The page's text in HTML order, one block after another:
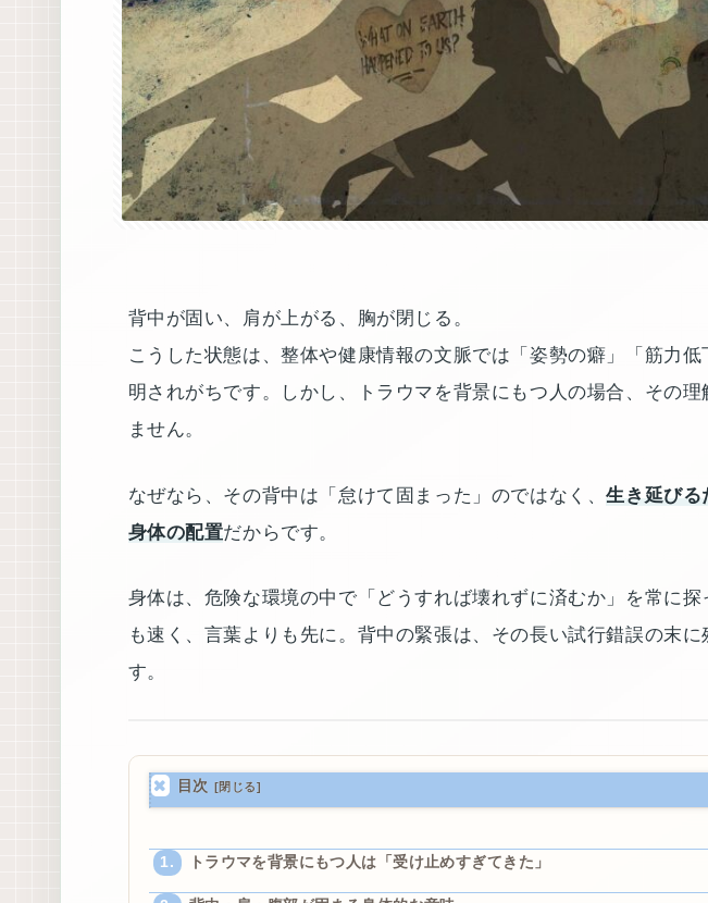
背中が固い、肩が上がる、胸が閉じる。
こうした状態は、整体や健康情報の文脈では「姿勢の癖」「筋力
明されがちです。しかし、トラウマを背景にもつ人の場合、その理
ません。
なぜなら、その背中は「怠けて固まった」のではなく、生き延びる
身体の配置だからです。
身体は、危険な環境の中で「どうすれば壊れずに済むか」を常に探
も速く、言葉よりも先に。背中の緊張は、その長い試行錯誤の末
す。
目次
トラウマを背景にもつ人は「受け止めすぎてきた」